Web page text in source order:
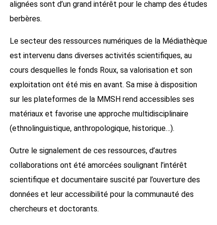
alignées sont d’un grand intérêt pour le champ des études
berbères.
Le secteur des ressources numériques de la Médiathèque
est intervenu dans diverses activités scientifiques, au
cours desquelles le fonds Roux, sa valorisation et son
exploitation ont été mis en avant. Sa mise à disposition
sur les plateformes de la MMSH rend accessibles ses
matériaux et favorise une approche multidisciplinaire
(ethnolinguistique, anthropologique, historique…).
Outre le signalement de ces ressources, d’autres
collaborations ont été amorcées soulignant l’intérêt
scientifique et documentaire suscité par l’ouverture des
données et leur accessibilité pour la communauté des
chercheurs et doctorants.